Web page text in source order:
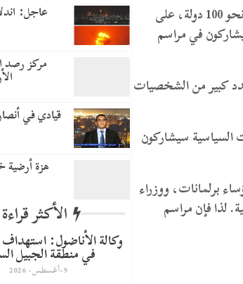
أعلن المتحدث باسم وزارة الخارجية الإيرانية،إسماعيل بقائي، اليوم الخميس، أن ضيوفاً من نحو 100 دولة، على
في مراسم
كبير من الشخصيات
السياسية سيشاركون
ورؤساء برلمانات، ووزراء
لذا فإن مراسم
عاجل:
مركز رصد
قيادي في
هزة
الأكثر قراءة في
وكالة الأناضول:
في منطقة الجبيل
9-أغسطس- 2026